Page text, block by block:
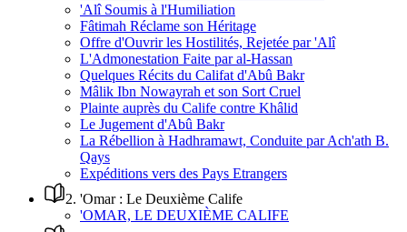
'Alî Soumis à l'Humiliation
Fâtimah Réclame son Héritage
Offre d'Ouvrir les Hostilités, Rejetée par 'Alî
L'Admonestation Faite par al-Hassan
Quelques Récits du Califat d'Abû Bakr
Mâlik Ibn Nowayrah et son Sort Cruel
Plainte auprès du Calife contre Khâlid
Le Jugement d'Abû Bakr
La Rébellion à Hadhramawt, Conduite par Ach'ath B.
Qays
Expéditions vers des Pays Etrangers
2. 'Omar : Le Deuxième Calife
'OMAR, LE DEUXIÈME CALIFE